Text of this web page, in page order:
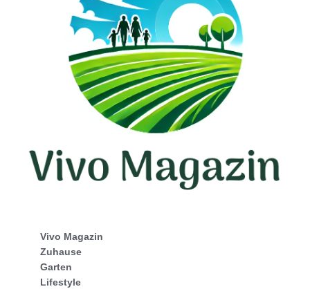
Vivo Magazin
Zuhause
Garten
Lifestyle